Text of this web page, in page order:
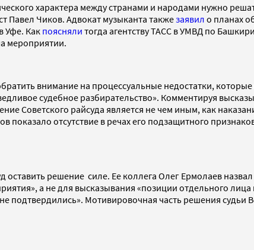
характера между странами и народами нужно
Павел Чиков. Адвокат музыканта такжезаявил о планах
Уфе. Как поясняли тогда агентству ТАСС в УМВД по
мероприятии.
внимание на процессуальные недостатки,
судебное разбирательство». Комментируя
Советского райсуда является не чем иным, как
показало отсутствие в речах его подзащитного
решение силе. Ее коллега Олег Ермолаев
а не для высказывания «позиции отдельного
Мотивировочная часть решения судьи